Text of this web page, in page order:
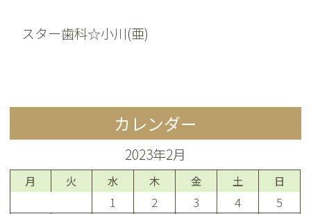
スター歯科☆小川(亜)
カレンダー
2023年2月
月 火 水 木 金 土 日
1 2 3 4
5